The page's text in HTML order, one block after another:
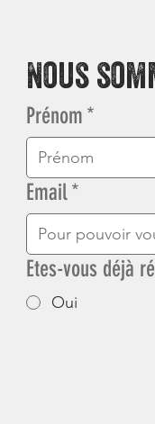
Nous
Prénom *
Email*
Etes-vous déjà
Oui